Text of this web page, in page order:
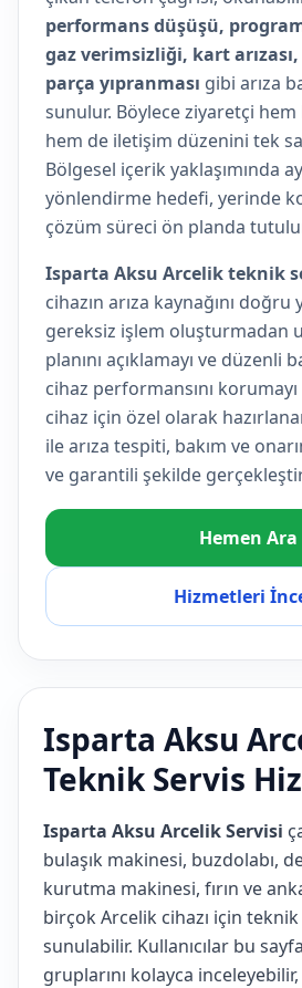
performans düşüşü,
gaz verimsizliği, kart
parça yıpranması gibi arıza
sunulur. Böylece ziyaretçi hem
hem de iletişim düzenini tek
Bölgesel içerik yaklaşımında
yönlendirme hedefi, yerinde
çözüm süreci ön planda
Isparta Aksu Arcelik teknik
cihazın arıza kaynağını doğru
gereksiz işlem oluşturmadan
planını açıklamayı ve düzenli
cihaz performansını
cihaz için özel olarak
ile arıza tespiti, bakım ve
ve garantili şekilde
Hemen Ara
Hizmetleri
Isparta Aksu
Teknik Servis
Isparta Aksu Arcelik Servisi
bulaşık makinesi, buzdolabı,
kurutma makinesi, fırın ve
birçok Arcelik cihazı için
sunulabilir. Kullanıcılar bu
gruplarını kolayca